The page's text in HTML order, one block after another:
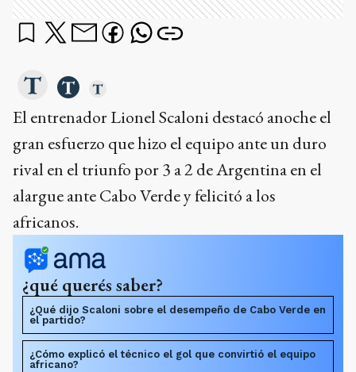
El entrenador Lionel Scaloni destacó anoche el
gran esfuerzo que hizo el equipo ante un duro
rival en el triunfo por 3 a 2 de Argentina en el
alargue ante Cabo Verde y felicitó a los
africanos.
¿qué querés saber?
¿Qué dijo Scaloni sobre el desempeño de Cabo Verde en
el partido?
¿Cómo explicó el técnico el gol que convirtió el equipo
africano?